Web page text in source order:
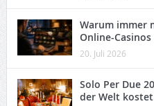
Warum immer
Online-Casinos
20. Juli 2026
Solo Per Due
der Welt kostet